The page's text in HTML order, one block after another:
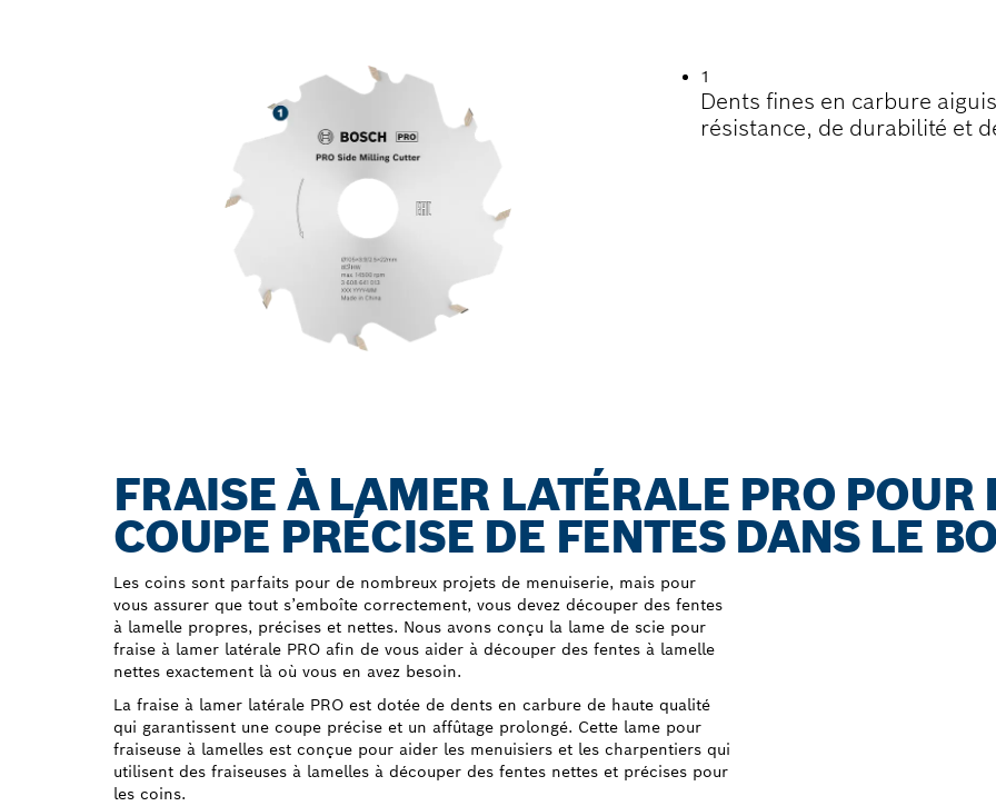
1
Dents fines en carbure
résistance, de durabilité et
FRAISE À LAMER LATÉRALE PRO POUR
COUPE PRÉCISE DE FENTES DANS LE
Les coins sont parfaits pour de nombreux projets de menuiserie, mais pour
vous assurer que tout s’emboîte correctement, vous devez découper des fentes
à lamelle propres, précises et nettes. Nous avons conçu la lame de scie pour
fraise à lamer latérale PRO afin de vous aider à découper des fentes à lamelle
nettes exactement là où vous en avez besoin.
La fraise à lamer latérale PRO est dotée de dents en carbure de haute qualité
qui garantissent une coupe précise et un affûtage prolongé. Cette lame pour
fraiseuse à lamelles est conçue pour aider les menuisiers et les charpentiers qui
utilisent des fraiseuses à lamelles à découper des fentes nettes et précises pour
les coins.